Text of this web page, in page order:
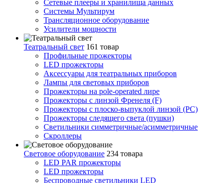
Сетевые плееры и хранилища данных
Системы Мультирум
Трансляционное оборудование
Усилители мощности
Театральный свет 161 товар
Профильные прожекторы
LED прожекторы
Аксессуары для театральных приборов
Лампы для световых приборов
Прожекторы на pole-operated лире
Прожекторы с линзой Френеля (F)
Прожекторы с плоско-выпуклой линзой (PC)
Прожекторы следящего света (пушки)
Светильники симметричные/асимметричные
Скроллеры
Световое оборудование 234 товара
LED PAR прожекторы
LED прожекторы
Беспроводные светильники LED